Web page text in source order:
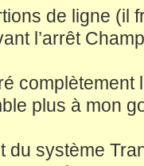
de ligne (il
l’arrêt
complètement
plus à mon
du système